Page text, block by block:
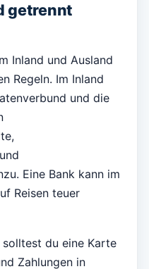
getrennt
Inland und Ausland
Regeln. Im Inland
und die
Eine Bank kann im
Reisen teuer
du eine Karte
Zahlungen in